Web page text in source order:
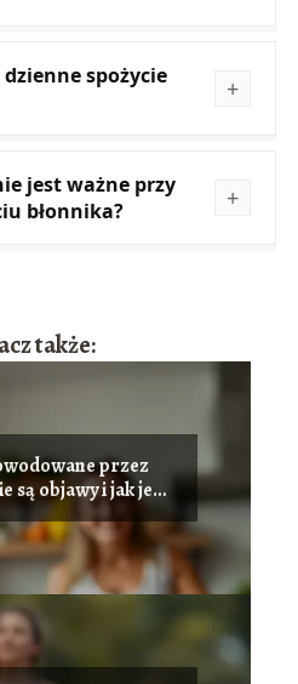
spożycie
jest ważne przy
błonnika?
także:
przez
są objawy i jak je
leczyć